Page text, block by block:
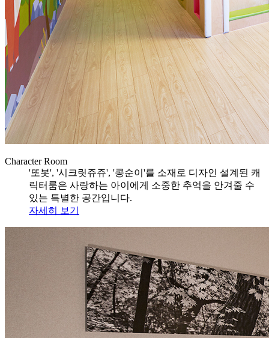
Character Room
'또봇', '시크릿쥬쥬', '콩순이'를 소재로 디자인 설계된 캐
릭터룸은 사랑하는 아이에게 소중한 추억을 안겨줄 수
있는 특별한 공간입니다.
자세히 보기